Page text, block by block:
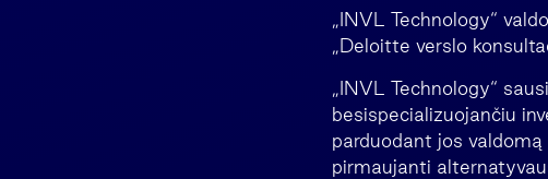
„INVL Technology“
„Deloitte verslo
„INVL Technology“
besispecializuojančiu
parduodant jos
pirmaujanti